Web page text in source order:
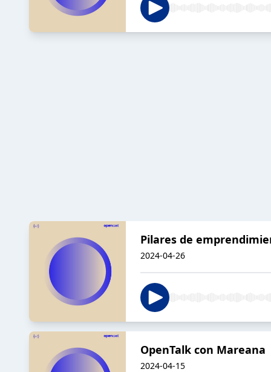
Pilares de
2024-04-26
OpenTalk con Mareana
2024-04-15